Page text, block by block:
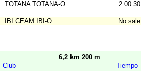
TOTANA TOTANA-O 2:00:30
IBI CEAM IBI-O No sale
6,2 km 200 m
Club Tiempo